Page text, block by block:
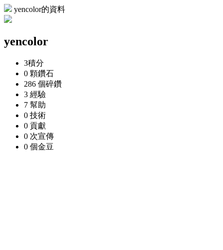
yencolor的資料
yencolor
3積分
0 顆鑽石
286 個碎鑽
3 經驗
7 幫助
0 技術
0 貢獻
0 次宣傳
0 個金豆